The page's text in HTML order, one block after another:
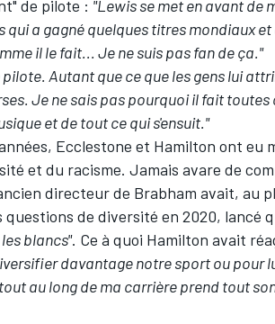
de pilote : "Lewis se met en avant de
qui a gagné quelques titres mondiaux
il le fait... Je ne suis pas fan de ça."
Autant que ce que les gens lui
Je ne sais pas pourquoi il fait toutes
et de tout ce qui s'ensuit."
Ecclestone et Hamilton ont eu
et du racisme. Jamais avare de
directeur de Brabham avait, au
questions de diversité en 2020, lancé
blancs". Ce à quoi Hamilton avait
davantage notre sport ou pour
au long de ma carrière prend tout